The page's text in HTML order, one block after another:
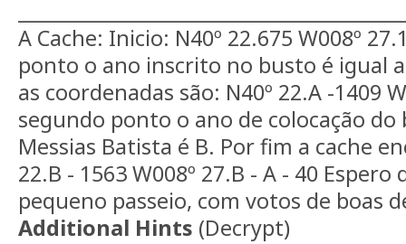
A Cache: Inicio: N40º 22.675 W008º
ponto o ano inscrito no busto é igual
as coordenadas são: N40º 22.A -1409
segundo ponto o ano de colocação
Messias Batista é B. Por fim a cache
22.B - 1563 W008º 27.B - A - 40
pequeno passeio, com votos de boas
Additional Hints (Decrypt)